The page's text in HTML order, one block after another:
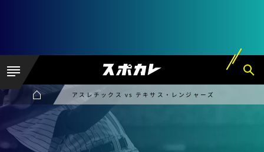
アスレチックス vs テキサス・レンジャーズ